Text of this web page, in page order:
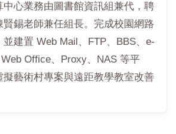
中心業務由圖書館資訊組兼代，聘
賢錫老師兼任組長。完成校園網路
並建置 Web Mail、FTP、BBS、e-
Web Office、Proxy、NAS 等平
擬藝術村專案與遠距教學教室改善